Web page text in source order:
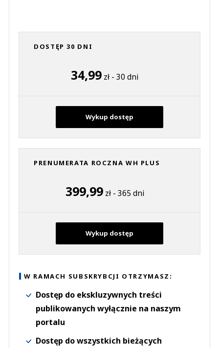
DOSTĘP 30 DNI
34,99 zł - 30 dni
Wykup dostęp
PRENUMERATA ROCZNA WH PLUS
399,99zł - 365 dni
Wykup dostęp
W RAMACH SUBSKRYBCJI OTRZYMASZ:
Dostęp do ekskluzywnych treści
publikowanych wyłącznie na naszym
portalu
Dostęp do wszystkich bieżących